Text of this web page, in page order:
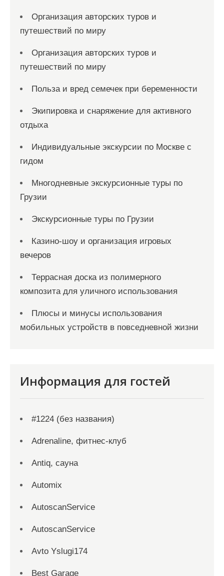
Организация авторских туров и
путешествий по миру
Организация авторских туров и
путешествий по миру
Польза и вред семечек при беременности
Экипировка и снаряжение для активного
отдыха
Индивидуальные экскурсии по Москве с
гидом
Многодневные экскурсионные туры по
Грузии
Экскурсионные туры по Грузии
Казино-шоу и организация игровых
вечеров
Террасная доска из полимерного
композита для уличного использования
Плюсы и минусы использования
мобильных устройств в повседневной жизни
Информация для гостей
#1224 (без названия)
Adrenaline, фитнес-клуб
Antiq, сауна
Automix
AutoscanService
AutoscanService
Avto Yslugi174
Best Garage